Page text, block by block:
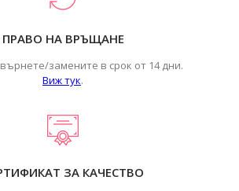
ПРАВО НА ВРЪЩАНЕ
замените в срок от 14 дни.
Виж тук.
ЗА КАЧЕСТВО